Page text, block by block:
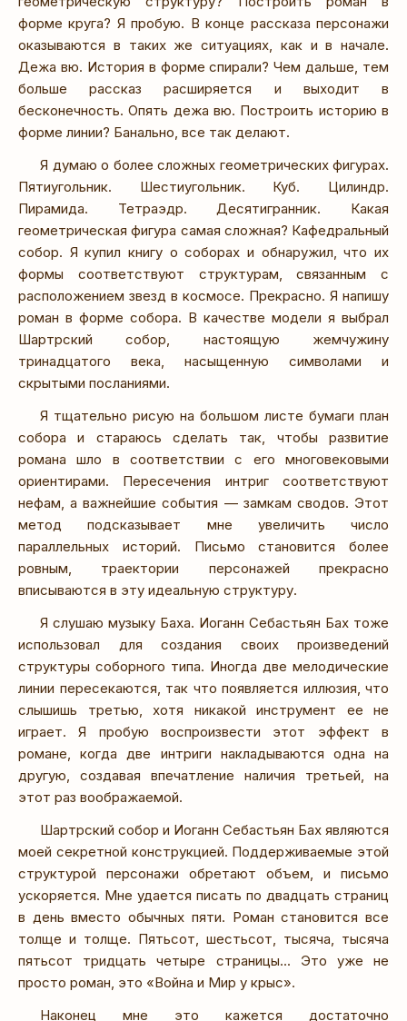
форме круга? Я пробую. В конце рассказа персонажи
оказываются в таких же ситуациях, как и в начале.
Дежа вю. История в форме спирали? Чем дальше, тем
больше рассказ расширяется и выходит в
бесконечность. Опять дежа вю. Построить историю в
форме линии? Банально, все так делают.
Я думаю о более сложных геометрических фигурах.
Пятиугольник. Шестиугольник. Куб. Цилиндр.
Пирамида. Тетраэдр. Десятигранник. Какая
геометрическая фигура самая сложная? Кафедральный
собор. Я купил книгу о соборах и обнаружил, что их
формы соответствуют структурам, связанным с
расположением звезд в космосе. Прекрасно. Я напишу
роман в форме собора. В качестве модели я выбрал
Шартрский собор, настоящую жемчужину
тринадцатого века, насыщенную символами и
скрытыми посланиями.
Я тщательно рисую на большом листе бумаги план
собора и стараюсь сделать так, чтобы развитие
романа шло в соответствии с его многовековыми
ориентирами. Пересечения интриг соответствуют
нефам, а важнейшие события — замкам сводов. Этот
метод подсказывает мне увеличить число
параллельных историй. Письмо становится более
ровным, траектории персонажей прекрасно
вписываются в эту идеальную структуру.
Я слушаю музыку Баха. Иоганн Себастьян Бах тоже
использовал для создания своих произведений
структуры соборного типа. Иногда две мелодические
линии пересекаются, так что появляется иллюзия, что
слышишь третью, хотя никакой инструмент ее не
играет. Я пробую воспроизвести этот эффект в
романе, когда две интриги накладываются одна на
другую, создавая впечатление наличия третьей, на
этот раз воображаемой.
Шартрский собор и Иоганн Себастьян Бах являются
моей секретной конструкцией. Поддерживаемые этой
структурой персонажи обретают объем, и письмо
ускоряется. Мне удается писать по двадцать страниц
в день вместо обычных пяти. Роман становится все
толще и толще. Пятьсот, шестьсот, тысяча, тысяча
пятьсот тридцать четыре страницы... Это уже не
просто роман, это «Война и Мир у крыс».
Наконец мне это кажется достаточно